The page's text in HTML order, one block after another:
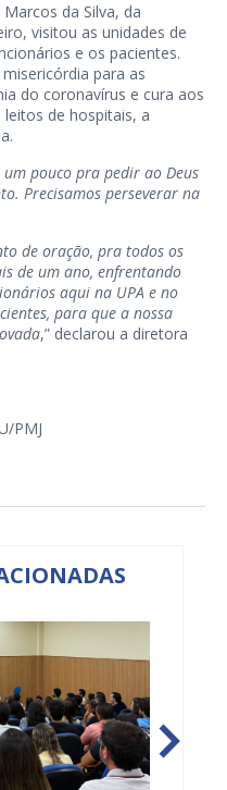
da Silva, da
visitou as unidades de
e os pacientes.
para as
do coronavírus e cura aos
de hospitais, a
pouco pra pedir ao Deus
Precisamos perseverar na
de oração, pra todos os
de um ano, enfrentando
aqui na UPA e no
para que a nossa
,” declarou a diretora
PMJ